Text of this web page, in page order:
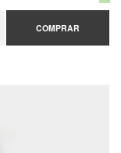
COMPRAR